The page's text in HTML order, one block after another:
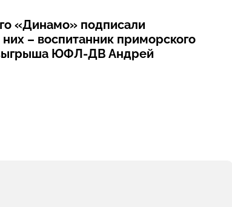
«Динамо» подписали
– воспитанник приморского
ЮФЛ-ДВ Андрей